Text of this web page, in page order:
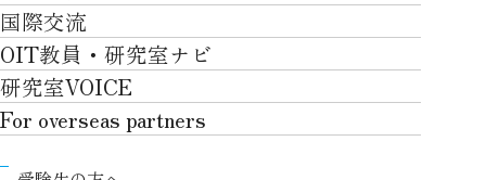
川上村での取り組み
アクセス
ポリシー/コンプライアンス
卒業生VOICE
知的財産学部
工学研究科
ロボティクス＆デザイン工学研究科
自律学修
学習支援
リカレント教育プログラム
高大接続
就職サポート
キャリア形成
インターンシップ
学生生活TOP
キャンパスライフ
課外活動
学費
奨学金
国際交流
国際交流TOP
グローバルな人材育成
国際交流プログラムについて
国際交流プログラムのサポート体制等
OIT教員・研究室ナビ
研究室VOICE
For overseas partners